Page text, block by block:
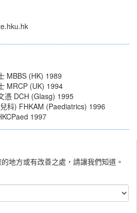
MBBS (HK) 1989
MRCP (UK) 1994
憑 DCH (Glasg) 1995
科) FHKAM (Paediatrics) 1996
1997
地方或有改善之處，請讓我們知道。